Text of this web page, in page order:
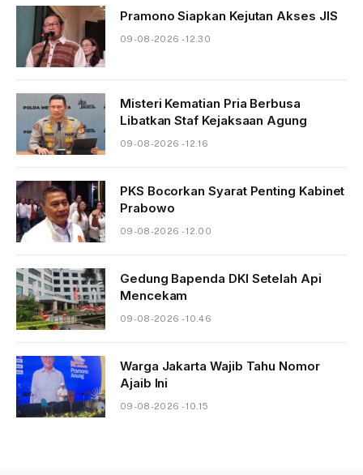
Pramono Siapkan Kejutan Akses JIS
09-08-2026 - 12.30
Misteri Kematian Pria Berbusa
Libatkan Staf Kejaksaan Agung
09-08-2026 - 12.16
PKS Bocorkan Syarat Penting Kabinet
Prabowo
09-08-2026 - 12.00
Gedung Bapenda DKI Setelah Api
Mencekam
09-08-2026 - 10.46
Warga Jakarta Wajib Tahu Nomor
Ajaib Ini
09-08-2026 - 10.15